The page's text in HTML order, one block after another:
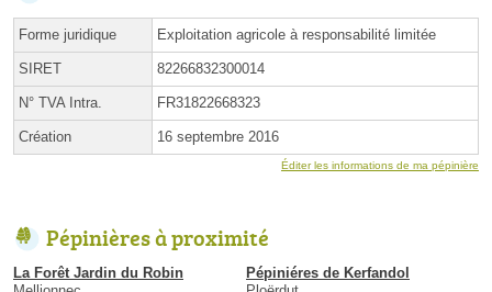
Forme juridique Exploitation agricole à responsabilité limitée
SIRET 82266832300014
N° TVA Intra. FR31822668323
Création 16 septembre 2016
Éditer les informations de ma pépinière
Pépinières à proximité
La Forêt Jardin du Robin
Pépiniéres de Kerfandol